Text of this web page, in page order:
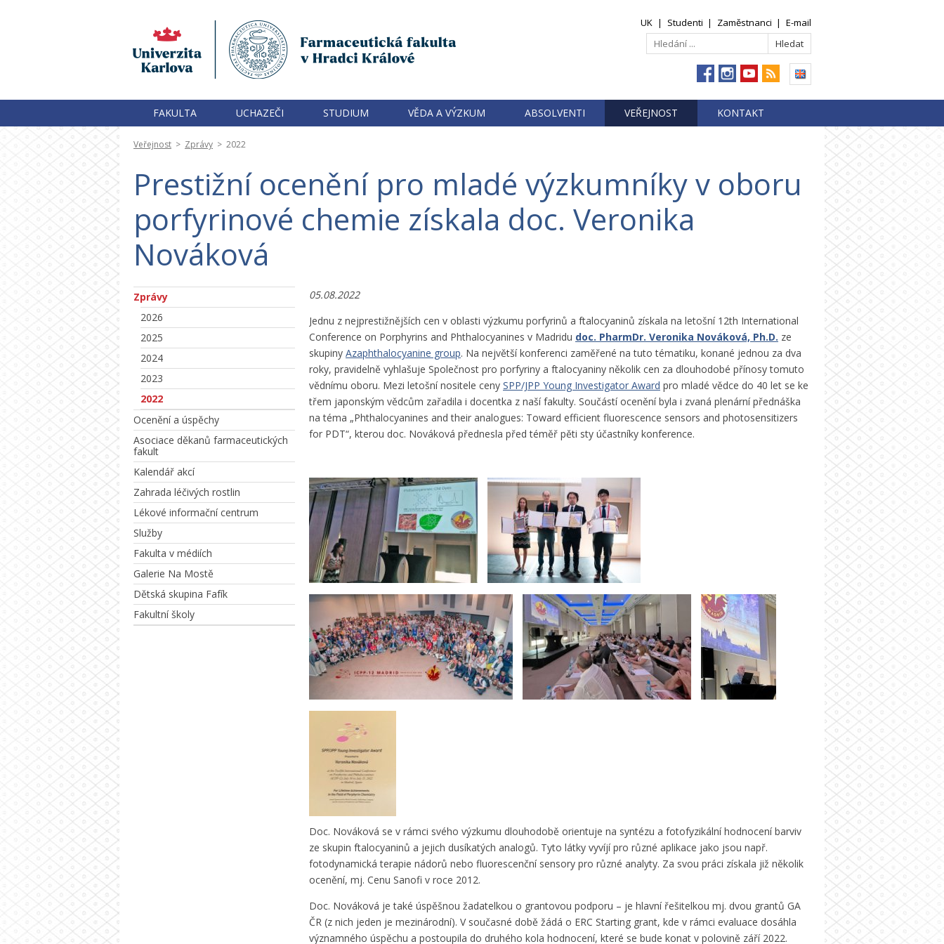
UK | Studenti | Zaměstnanci | E-mail
FAKULTA UCHAZEČI STUDIUM VĚDA A VÝZKUM ABSOLVENTI VEŘEJNOST KONTAKT
Veřejnost > Zprávy > 2022
Prestižní ocenění pro mladé výzkumníky v oboru
porfyrinové chemie získala doc. Veronika
Nováková
Zprávy
2026
2025
2024
2023
2022
Ocenění a úspěchy
Asociace děkanů farmaceutických
fakult
Kalendář akcí
Zahrada léčivých rostlin
Lékové informační centrum
Služby
Fakulta v médiích
Galerie Na Mostě
Dětská skupina Fafík
Fakultní školy
05.08.2022
Jednu z nejprestižnějších cen v oblasti výzkumu porfyrinů a ftalocyaninů získala na letošní 12th International
Conference on Porphyrins and Phthalocyanines v Madridu doc. PharmDr. Veronika Nováková, Ph.D. ze
skupiny Azaphthalocyanine group. Na největší konferenci zaměřené na tuto tématiku, konané jednou za dva
roky, pravidelně vyhlašuje Společnost pro porfyriny a ftalocyaniny několik cen za dlouhodobé přínosy tomuto
vědnímu oboru. Mezi letošní nositele ceny SPP/JPP Young Investigator Award pro mladé vědce do 40 let se ke
třem japonským vědcům zařadila i docentka z naší fakulty. Součástí ocenění byla i zvaná plenární přednáška
na téma „Phthalocyanines and their analogues: Toward efficient fluorescence sensors and photosensitizers
for PDT“, kterou doc. Nováková přednesla před téměř pěti sty účastníky konference.
Doc. Nováková se v rámci svého výzkumu dlouhodobě orientuje na syntézu a fotofyzikální hodnocení barviv
ze skupin ftalocyaninů a jejich dusíkatých analogů. Tyto látky vyvíjí pro různé aplikace jako jsou např.
fotodynamická terapie nádorů nebo fluorescenční sensory pro různé analyty. Za svou práci získala již několik
ocenění, mj. Cenu Sanofi v roce 2012.
Doc. Nováková je také úspěšnou žadatelkou o grantovou podporu – je hlavní řešitelkou mj. dvou grantů GA
ČR (z nich jeden je mezinárodní). V současné době žádá o ERC Starting grant, kde v rámci evaluace dosáhla
významného úspěchu a postoupila do druhého kola hodnocení, které se bude konat v polovině září 2022.